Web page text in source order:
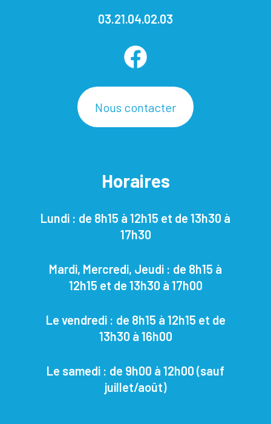
03.21.04.02.03
Nous contacter
Horaires
Lundi : de 8h15 à 12h15 et de 13h30 à
17h30
Mardi, Mercredi, Jeudi : de 8h15 à
12h15 et de 13h30 à 17h00
Le vendredi : de 8h15 à 12h15 et de
13h30 à 16h00
Le samedi : de 9h00 à 12h00 (sauf
juillet/août)